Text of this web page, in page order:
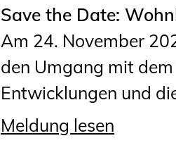
Save the Date:
Am 24. November
den Umgang mit
Entwicklungen und
Meldung lesen